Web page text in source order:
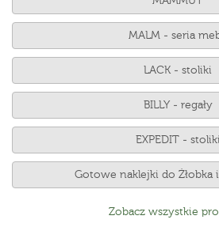
MALM - seria
LACK - stoliki
BILLY - regały
EXPEDIT - stoliki
Gotowe naklejki do Żłobka
Zobacz wszystkie